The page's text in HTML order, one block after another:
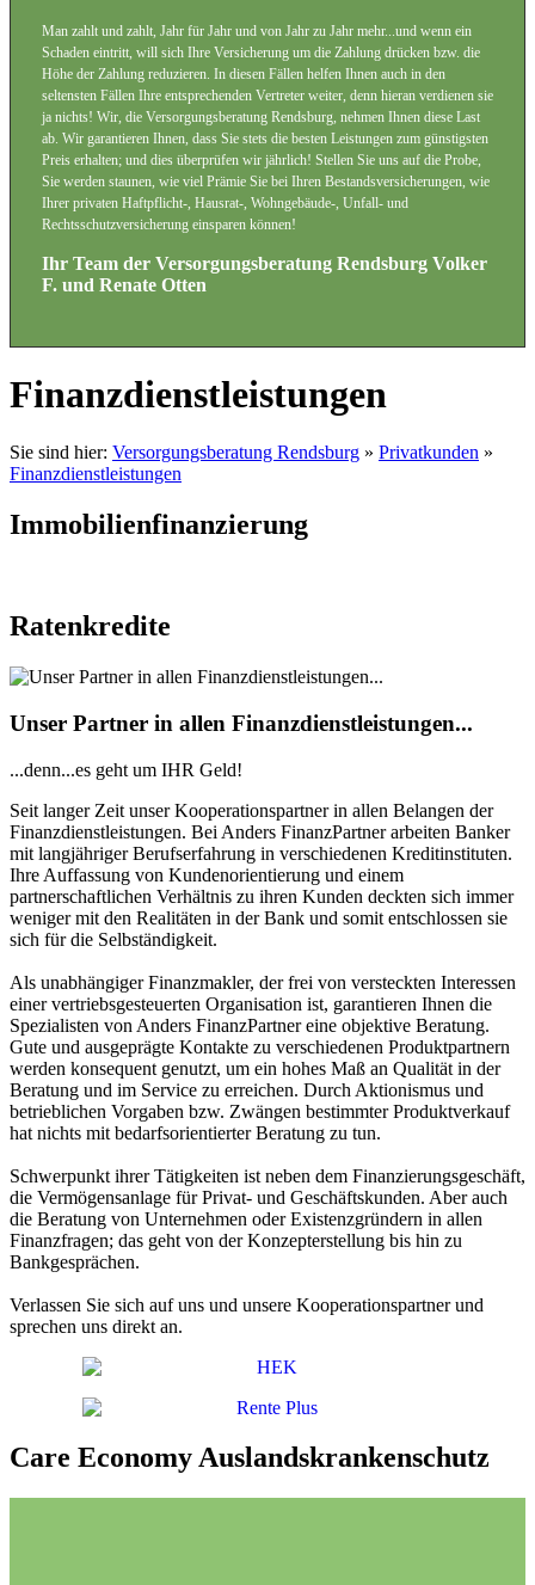
Man zahlt und zahlt, Jahr für Jahr und von Jahr zu Jahr mehr...und wenn ein
Schaden eintritt, will sich Ihre Versicherung um die Zahlung drücken bzw. die
Höhe der Zahlung reduzieren. In diesen Fällen helfen Ihnen auch in den
seltensten Fällen Ihre entsprechenden Vertreter weiter, denn hieran verdienen sie
ja nichts! Wir, die Versorgungsberatung Rendsburg, nehmen Ihnen diese Last
ab. Wir garantieren Ihnen, dass Sie stets die besten Leistungen zum günstigsten
Preis erhalten; und dies überprüfen wir jährlich! Stellen Sie uns auf die Probe,
Sie werden staunen, wie viel Prämie Sie bei Ihren Bestandsversicherungen, wie
Ihrer privaten Haftpflicht-, Hausrat-, Wohngebäude-, Unfall- und
Rechtsschutzversicherung einsparen können!
Ihr Team der Versorgungsberatung Rendsburg Volker
F. und Renate Otten
Finanzdienstleistungen
Sie sind hier: Versorgungsberatung Rendsburg » Privatkunden »
Finanzdienstleistungen
Immobilienfinanzierung
Ratenkredite
Unser Partner in allen Finanzdienstleistungen...
...denn...es geht um IHR Geld!
Seit langer Zeit unser Kooperationspartner in allen Belangen der
Finanzdienstleistungen. Bei Anders FinanzPartner arbeiten Banker
mit langjähriger Berufserfahrung in verschiedenen Kreditinstituten.
Ihre Auffassung von Kundenorientierung und einem
partnerschaftlichen Verhältnis zu ihren Kunden deckten sich immer
weniger mit den Realitäten in der Bank und somit entschlossen sie
sich für die Selbständigkeit.
Als unabhängiger Finanzmakler, der frei von versteckten Interessen
einer vertriebsgesteuerten Organisation ist, garantieren Ihnen die
Spezialisten von Anders FinanzPartner eine objektive Beratung.
Gute und ausgeprägte Kontakte zu verschiedenen Produktpartnern
werden konsequent genutzt, um ein hohes Maß an Qualität in der
Beratung und im Service zu erreichen. Durch Aktionismus und
betrieblichen Vorgaben bzw. Zwängen bestimmter Produktverkauf
hat nichts mit bedarfsorientierter Beratung zu tun.
Schwerpunkt ihrer Tätigkeiten ist neben dem Finanzierungsgeschäft,
die Vermögensanlage für Privat- und Geschäftskunden. Aber auch
die Beratung von Unternehmen oder Existenzgründern in allen
Finanzfragen; das geht von der Konzepterstellung bis hin zu
Bankgesprächen.
Verlassen Sie sich auf uns und unsere Kooperationspartner und
sprechen uns direkt an.
Care Economy Auslandskrankenschutz